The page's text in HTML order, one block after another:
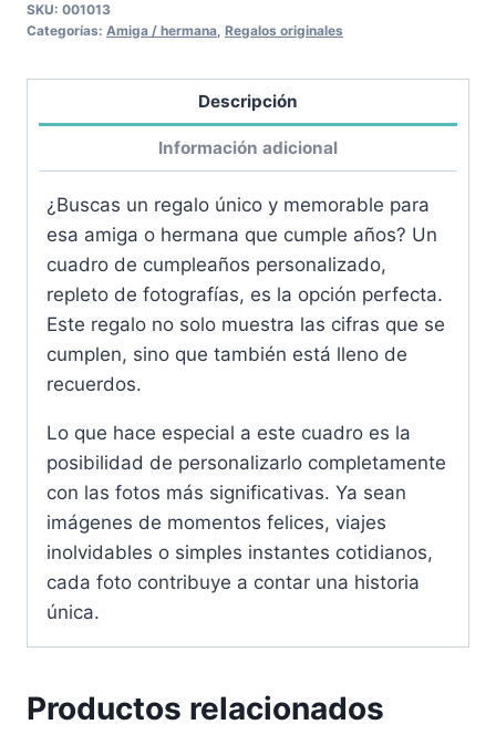
SKU: 001013
Categorías: Amiga / hermana, Regalos originales
Descripción
Información adicional
¿Buscas un regalo único y memorable para
esa amiga o hermana que cumple años? Un
cuadro de cumpleaños personalizado,
repleto de fotografías, es la opción perfecta.
Este regalo no solo muestra las cifras que se
cumplen, sino que también está lleno de
recuerdos.
Lo que hace especial a este cuadro es la
posibilidad de personalizarlo completamente
con las fotos más significativas. Ya sean
imágenes de momentos felices, viajes
inolvidables o simples instantes cotidianos,
cada foto contribuye a contar una historia
única.
Productos relacionados